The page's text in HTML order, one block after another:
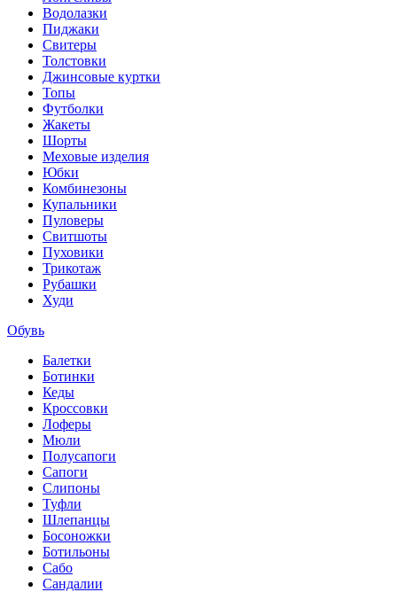
Водолазки
Пиджаки
Свитеры
Толстовки
Джинсовые куртки
Топы
Футболки
Жакеты
Шорты
Меховые изделия
Юбки
Комбинезоны
Купальники
Пуловеры
Свитшоты
Пуховики
Трикотаж
Рубашки
Худи
Обувь
Балетки
Ботинки
Кеды
Кроссовки
Лоферы
Мюли
Полусапоги
Сапоги
Слипоны
Туфли
Шлепанцы
Босоножки
Ботильоны
Сабо
Сандалии